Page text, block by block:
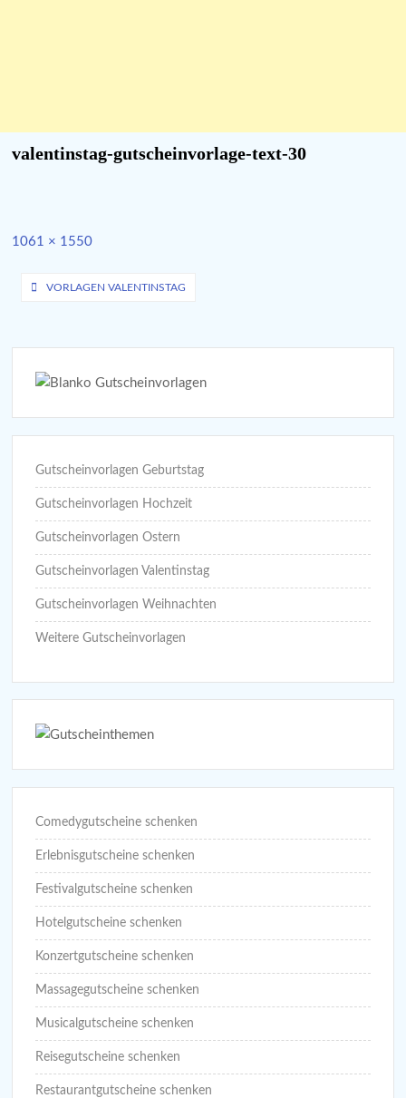
valentinstag-gutscheinvorlage-text-30
Full
1061 × 1550
Beitragsnavigation
VORLAGEN VALENTINSTAG
Gutscheinvorlagen Geburtstag
Gutscheinvorlagen Hochzeit
Gutscheinvorlagen Ostern
Gutscheinvorlagen Valentinstag
Gutscheinvorlagen Weihnachten
Weitere Gutscheinvorlagen
Comedygutscheine schenken
Erlebnisgutscheine schenken
Festivalgutscheine schenken
Hotelgutscheine schenken
Konzertgutscheine schenken
Massagegutscheine schenken
Musicalgutscheine schenken
Reisegutscheine schenken
Restaurantgutscheine schenken